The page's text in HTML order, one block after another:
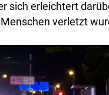
sich erleichtert
verletzt